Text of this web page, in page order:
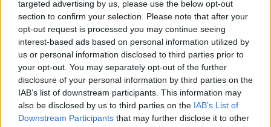
targeted advertising by us, please use the below opt-out
section to confirm your selection. Please note that after your
opt-out request is processed you may continue seeing
interest-based ads based on personal information utilized by
us or personal information disclosed to third parties prior to
your opt-out. You may separately opt-out of the further
disclosure of your personal information by third parties on the
IAB’s list of downstream participants. This information may
also be disclosed by us to third parties on the IAB’s List of
Downstream Participants that may further disclose it to other
extrasezon, doar ca trebuie sa stabilesti din timp
toate aceste detalii.